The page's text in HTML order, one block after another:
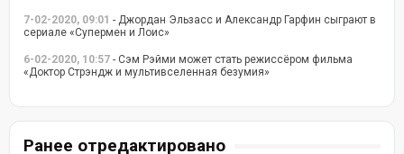
7-02-2020, 09:01 - Джордан Эльзасс и Александр Гарфин сыграют в
сериале «Супермен и Лоис»
6-02-2020, 10:57 - Сэм Рэйми может стать режиссёром фильма
«Доктор Стрэндж и мультивселенная безумия»
Ранее отредактировано